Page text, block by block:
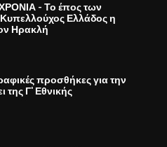
- Το έπος των
Ελλάδος η
Ηρακλή
προσθήκες για την
της Γ' Εθνικής